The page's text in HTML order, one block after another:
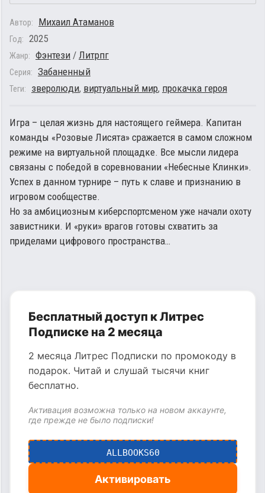
Автор: Михаил Атаманов
Год: 2025
Жанр: Фэнтези / Литрпг
Серия: Забаненный
Теги: зверолюди, виртуальный мир, прокачка героя
Игра – целая жизнь для настоящего геймера. Капитан
команды «Розовые Лисята» сражается в самом сложном
режиме на виртуальной площадке. Все мысли лидера
связаны с победой в соревновании «Небесные Клинки».
Успех в данном турнире – путь к славе и признанию в
игровом сообществе.
Но за амбициозным киберспортсменом уже начали охоту
завистники. И «руки» врагов готовы схватить за
приделами цифрового пространства…
Бесплатный доступ к Литрес
Подписке на 2 месяца
2 месяца Литрес Подписки по промокоду в
подарок. Читай и слушай тысячи книг
бесплатно.
Активация возможна только на новом аккаунте,
где прежде не было подписки!
ALLBOOKS60
Активировать